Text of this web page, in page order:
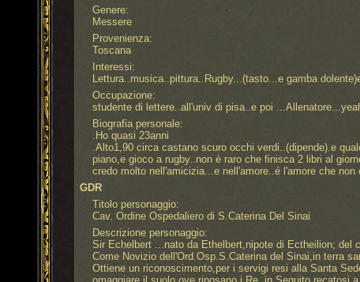
Genere:
Messere
Provenienza:
Toscana
Interessi:
Lettura..musica..pittura..Rugby...(tasto...e gamba
Occupazione:
studente di lettere..all'univ di pisa..e poi
Biografia personale:
.Ho quasi 23anni
.Alto1,90 circa castano scuro occhi verdi..(dipende).e
piano,e gioco a rugby..non è raro che finisca 2 libri al
credo molto nell'amicizia...e nell'amore..é l'amore che
GDR
Titolo personaggio:
Cav. Ordine Ospedaliero di S.Caterina Del Sinai
Descrizione personaggio:
Sir Echelbert ...nato da Ethelbert,nipote di Ectheilion; del
Come Novizio dell'Ord.Osp.S.Caterina del Sinai,in terra
Ottiene un riconoscimento,per i servigi resi alla Santa